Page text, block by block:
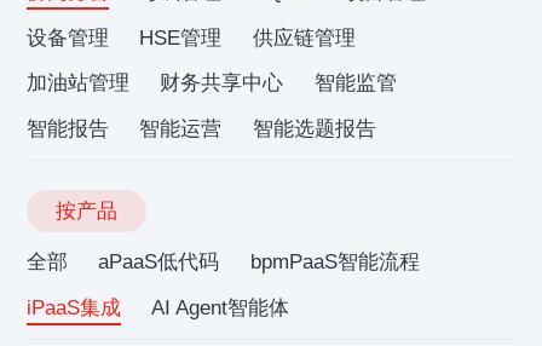
设备管理
HSE管理
供应链管理
加油站管理
财务共享中心
智能监管
智能报告
智能运营 智能选题报告
按产品
全部 aPaaS低代码
bpmPaaS智能流程
iPaaS集成
AI Agent智能体